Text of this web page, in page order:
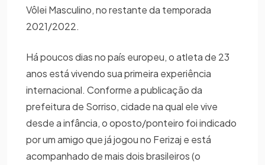
Vôlei Masculino, no restante da temporada
2021/2022.
Há poucos dias no país europeu, o atleta de 23
anos está vivendo sua primeira experiência
internacional. Conforme a publicação da
prefeitura de Sorriso, cidade na qual ele vive
desde a infância, o oposto/ponteiro foi indicado
por um amigo que já jogou no Ferizaj e está
acompanhado de mais dois brasileiros (o